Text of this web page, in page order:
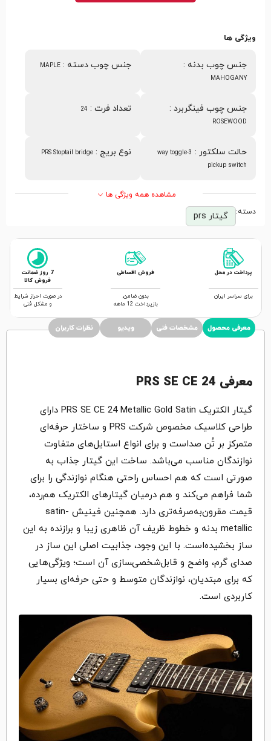
ویژگی ها
جنس چوب بدنه :
MAHOGANY
جنس چوب دسته :
MAPLE
جنس چوب فینگربرد :
ROSEWOOD
تعداد فرت :
24
حالت سلکتور :
3-way toggle
pickup switch
نوع بریج :
PRS Stoptail bridge
مشاهده همه ویژگی ها
دسته: گیتار prs
پرداخت در محل
برای سراسر ایران
فروش اقساطی
بدون ضامن,
بازپرداخت 12 ماهه
7 روز ضمانت
فروش کالا
در صورت احراز شرایط
و مشکل فنی
معرفی محصول مشخصات فنی ویدیو نظرات کاربران
معرفی PRS SE CE 24
گیتار الکتریک PRS SE CE 24 Metallic Gold Satin دارای
طراحی کلاسیک مخصوص شرکت PRS و ساختار حرفه‌ای
متمرکز بر تُن صداست و برای انواع استایل‌های متفاوت
نوازندگان مناسب می‌باشد. ساخت این گیتار جذاب به
صورتی است که هم احساس راحتی هنگام نوازندگی را برای
شما فراهم می‌کند و هم درمیان گیتارهای الکتریک هم‌رده،
قیمت مقرون‌به‌صرفه‌تری دارد. همچنین فینیش satin-
metallic بدنه و خطوط ظریف آن ظاهری زیبا و برازنده به این
ساز بخشیده‌است. با این وجود، جذابیت اصلی این ساز در
صدای گرم، واضح و قابل‌شخصی‌‍سازی آن است؛ ویژگی‌هایی
که برای مبتدیان، نوازندگان متوسط و حتی حرفه‌ای‌ بسیار
کاربردی است.